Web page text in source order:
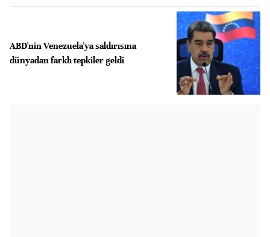
ABD'nin Venezuela'ya saldırısına
dünyadan farklı tepkiler geldi